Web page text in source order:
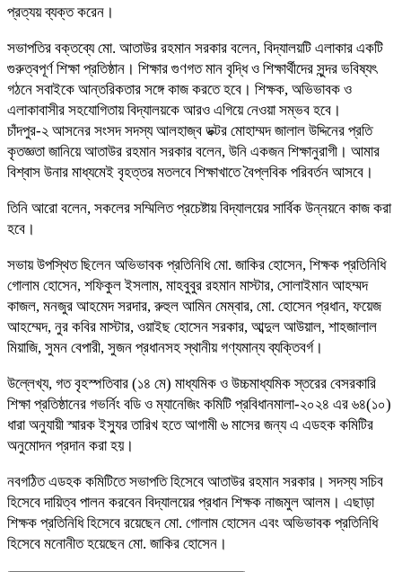
প্রত্যয় ব্যক্ত করেন।
সভাপতির বক্তব্যে মো. আতাউর রহমান সরকার বলেন, বিদ্যালয়টি এলাকার একটি
গুরুত্বপূর্ণ শিক্ষা প্রতিষ্ঠান। শিক্ষার গুণগত মান বৃদ্ধি ও শিক্ষার্থীদের সুন্দর ভবিষ্যৎ
গঠনে সবাইকে আন্তরিকতার সঙ্গে কাজ করতে হবে। শিক্ষক, অভিভাবক ও
এলাকাবাসীর সহযোগিতায় বিদ্যালয়কে আরও এগিয়ে নেওয়া সম্ভব হবে।
চাঁদপুর-২ আসনের সংসদ সদস্য আলহাজ্ব ডক্টর মোহাম্মদ জালাল উদ্দিনের প্রতি
কৃতজ্ঞতা জানিয়ে আতাউর রহমান সরকার বলেন, উনি একজন শিক্ষানুরাগী। আমার
বিশ্বাস উনার মাধ্যমেই বৃহত্তর মতলবে শিক্ষাখাতে বৈপ্লবিক পরিবর্তন আসবে।
তিনি আরো বলেন, সকলের সম্মিলিত প্রচেষ্টায় বিদ্যালয়ের সার্বিক উন্নয়নে কাজ করা
হবে।
সভায় উপস্থিত ছিলেন অভিভাবক প্রতিনিধি মো. জাকির হোসেন, শিক্ষক প্রতিনিধি
গোলাম হোসেন, শফিকুল ইসলাম, মাহবুবুর রহমান মাস্টার, সোলাইমান আহম্মদ
কাজল, মনজুর আহমেদ সরদার, রুহুল আমিন মেম্বার, মো. হোসেন প্রধান, ফয়েজ
আহম্মেদ, নুর কবির মাস্টার, ওয়াইছ হোসেন সরকার, আব্দুল আউয়াল, শাহজালাল
মিয়াজি, সুমন বেপারী, সুজন প্রধানসহ স্থানীয় গণ্যমান্য ব্যক্তিবর্গ।
উল্লেখ্য, গত বৃহস্পতিবার (১৪ মে) মাধ্যমিক ও উচ্চমাধ্যমিক স্তরের বেসরকারি
শিক্ষা প্রতিষ্ঠানের গভর্নিং বডি ও ম্যানেজিং কমিটি প্রবিধানমালা-২০২৪ এর ৬৪(১০)
ধারা অনুযায়ী স্মারক ইস্যুর তারিখ হতে আগামী ৬ মাসের জন্য এ এডহক কমিটির
অনুমোদন প্রদান করা হয়।
নবগঠিত এডহক কমিটিতে সভাপতি হিসেবে আতাউর রহমান সরকার। সদস্য সচিব
হিসেবে দায়িত্ব পালন করবেন বিদ্যালয়ের প্রধান শিক্ষক নাজমুল আলম। এছাড়া
শিক্ষক প্রতিনিধি হিসেবে রয়েছেন মো. গোলাম হোসেন এবং অভিভাবক প্রতিনিধি
হিসেবে মনোনীত হয়েছেন মো. জাকির হোসেন।